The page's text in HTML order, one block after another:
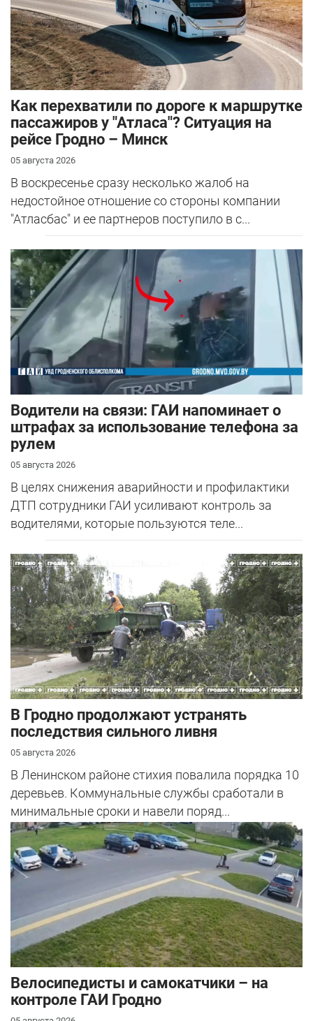
Как перехватили по дороге к маршрутке
пассажиров у "Атласа"? Ситуация на
рейсе Гродно – Минск
05 августа 2026
В воскресенье сразу несколько жалоб на
недостойное отношение со стороны компании
"Атласбас" и ее партнеров поступило в с...
Водители на связи: ГАИ напоминает о
штрафах за использование телефона за
рулем
05 августа 2026
В целях снижения аварийности и профилактики
ДТП сотрудники ГАИ усиливают контроль за
водителями, которые пользуются теле...
В Гродно продолжают устранять
последствия сильного ливня
05 августа 2026
В Ленинском районе стихия повалила порядка 10
деревьев. Коммунальные службы сработали в
минимальные сроки и навели поряд...
Велосипедисты и самокатчики – на
контроле ГАИ Гродно